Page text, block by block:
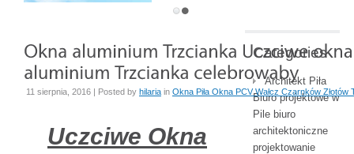
WELCOME TO DELICATE TEMPLATE
11 sierpnia, 2016 | Posted by hilaria in Okna Piła Okna PCV Wałcz Czarnków Złotów
Uczciwe Okna
Categories
Architekt Piła
Biuro projektowe w
Pile biuro
architektoniczne
projektowanie